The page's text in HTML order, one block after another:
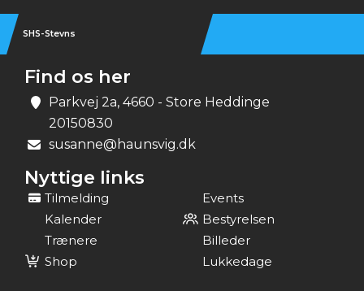
SHS-Stevns
Find os her
Parkvej 2a, 4660 - Store Heddinge
20150830
susanne@haunsvig.dk
Nyttige links
Tilmelding
Events
Kalender
Bestyrelsen
Trænere
Billeder
Shop
Lukkedage